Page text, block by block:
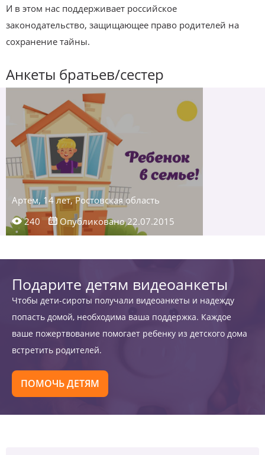
И в этом нас поддерживает российское
законодательство, защищающее право родителей на
сохранение тайны.
Анкеты братьев/сестер
Артем, 14 лет, Ростовская область
240
Опубликовано 22.07.2015
Подарите детям видеоанкеты
Чтобы дети-сироты получали видеоанкеты и надежду
попасть домой, необходима ваша поддержка. Каждое
ваше пожертвование помогает ребенку из детского дома
встретить родителей.
ПОМОЧЬ ДЕТЯМ